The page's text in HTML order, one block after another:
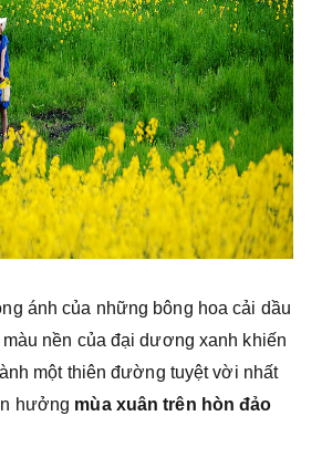
ánh của những bông hoa cải dầu
nền của đại dương xanh khiến
một thiên đường tuyệt vời nhất
hưởng mùa xuân trên hòn đảo